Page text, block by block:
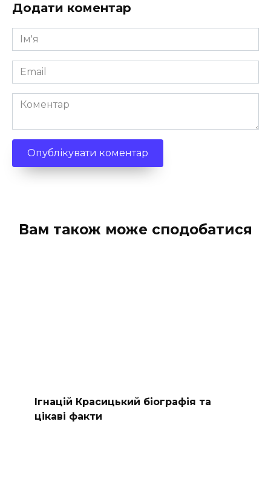
Додати коментар
Ім'я
*
Email
*
Коментар
Вам також може сподобатися
Ігнацій Красицький біографія та
цікаві факти